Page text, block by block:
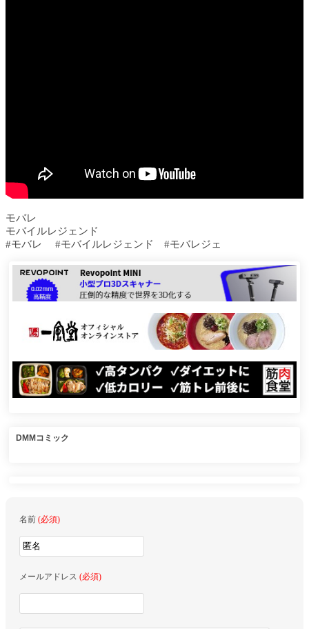
モバレ
モバイルレジェンド
#モバレ #モバイルレジェンド #モバレジェ
DMMコミック
名前 (必須)
メールアドレス (必須)